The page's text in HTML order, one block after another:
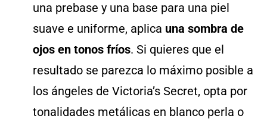
una prebase y una base para una piel
suave e uniforme, aplica una sombra de
ojos en tonos fríos. Si quieres que el
resultado se parezca lo máximo posible a
los ángeles de Victoria’s Secret, opta por
tonalidades metálicas en blanco perla o